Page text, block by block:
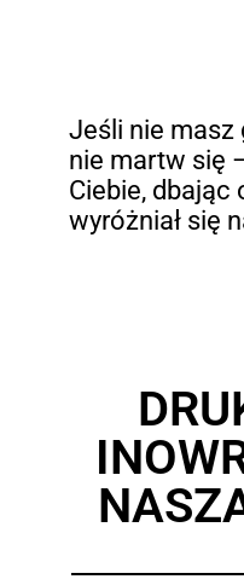
Jeśli nie
nie martw się
Ciebie, dbając
wyróżniał się